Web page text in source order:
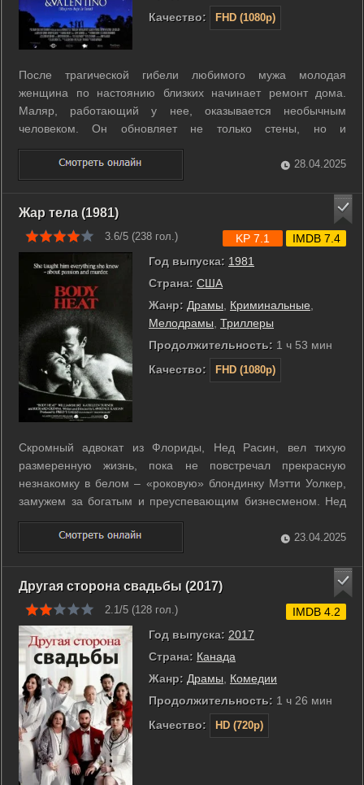
Качество:
FHD (1080p)
После трагической гибели любимого мужа молодая
женщина по настоянию близких начинает ремонт дома.
Маляр, работающий у нее, оказывается необычным
человеком. Он обновляет не только стены, но и
перекрашивает в жизнерадостные цвета черноту ее
разбитого сердца. ...
28.04.2025
Жар тела (1981)
3.6/5 (238 гол.)
Год выпуска: 1981
Страна: США
Жанр: Драмы, Криминальные,
Мелодрамы, Триллеры
Продолжительность: 1 ч 53 мин
Качество:
FHD (1080p)
KP 7.1 IMDB 7.4
Скромный адвокат из Флориды, Нед Расин, вел тихую
размеренную жизнь, пока не повстречал прекрасную
незнакомку в белом – «роковую» блондинку Мэтти Уолкер,
замужем за богатым и преуспевающим бизнесменом. Нед
понимает, что перед ним женщина, за которую можно убить.
Именно так он и поступает, когда его возлюбленная
предлагает ему убить ее мужа в обмен ...
23.04.2025
Другая сторона свадьбы (2017)
2.1/5 (128 гол.)
Год выпуска: 2017
Страна: Канада
Жанр: Драмы
Комедии
Продолжительность: 1 ч 26 мин
Качество:
HD (720p)
IMDB 4.2